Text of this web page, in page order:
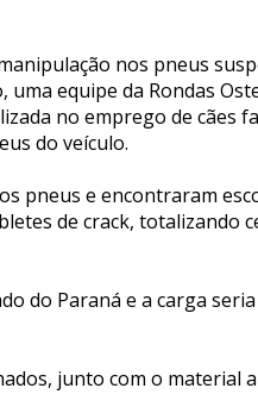
nos pneus
equipe da Rondas
no emprego de cães
do veículo.
pneus e encontraram
de crack, totalizando
do Paraná e a carga
junto com o material